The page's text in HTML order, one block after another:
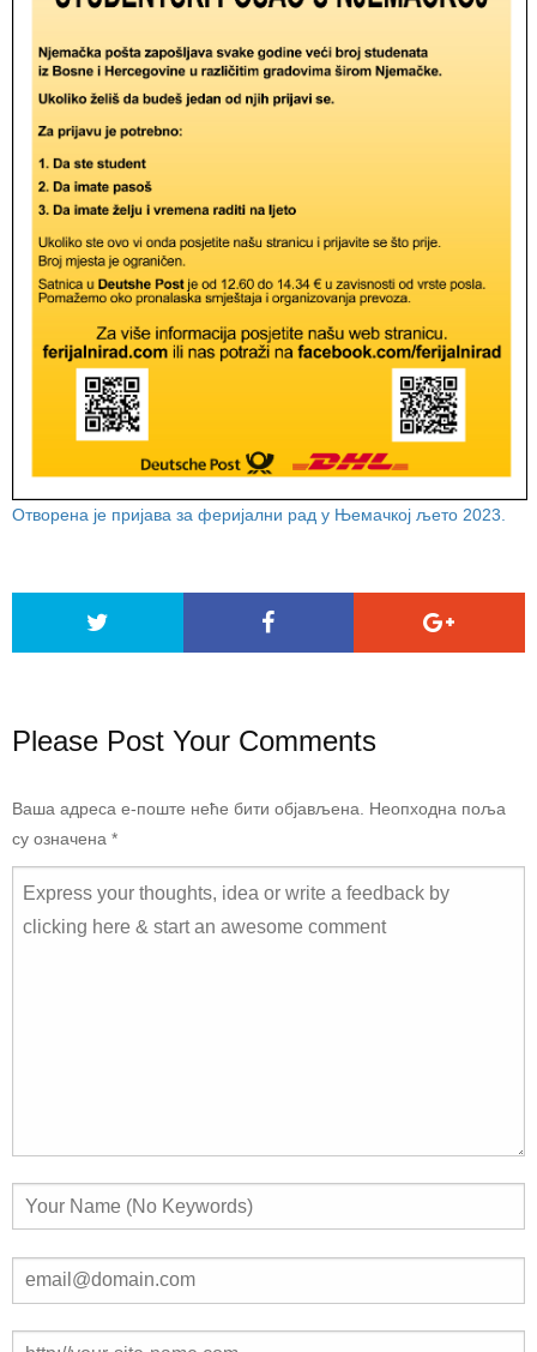
Отворена је пријава за феријални рад у Њемачкој љето 2023.
Please Post Your Comments
Ваша адреса е-поште неће бити објављена.
Неопходна поља
су означена *